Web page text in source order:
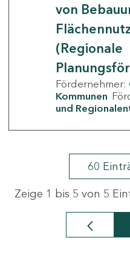
von
(Regionale
Fördernehmer:
Kommunen
und
60
Zeige 1 bis 5 von 5